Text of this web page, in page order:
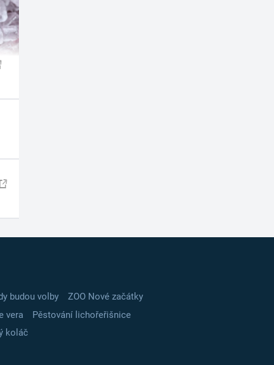
budou volby
ZOO Nové začátky
vera
Pěstování lichořeřišnice
koláč